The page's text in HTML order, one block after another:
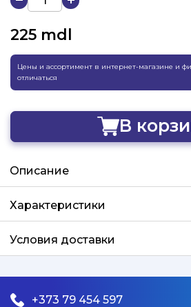
225 mdl
Цены и ассортимент в интернет-магазине и
отличаться
В
Описание
Характеристики
Условия доставки
+373 79 454 597